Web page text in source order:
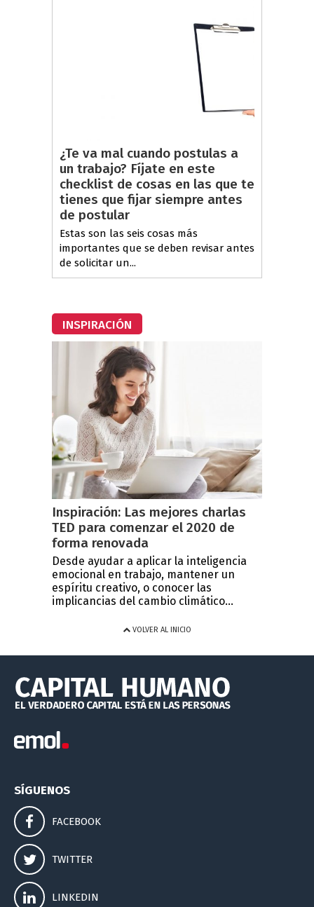
¿Te va mal cuando postulas a
un trabajo? Fíjate en este
checklist de cosas en las que te
tienes que fijar siempre antes
de postular
Estas son las seis cosas más
importantes que se deben revisar antes
de solicitar un...
INSPIRACIÓN
Inspiración: Las mejores charlas
TED para comenzar el 2020 de
forma renovada
Desde ayudar a aplicar la inteligencia
emocional en trabajo, mantener un
espíritu creativo, o conocer las
implicancias del cambio climático...
VOLVER AL INICIO
SÍGUENOS
FACEBOOK
TWITTER
LINKEDIN